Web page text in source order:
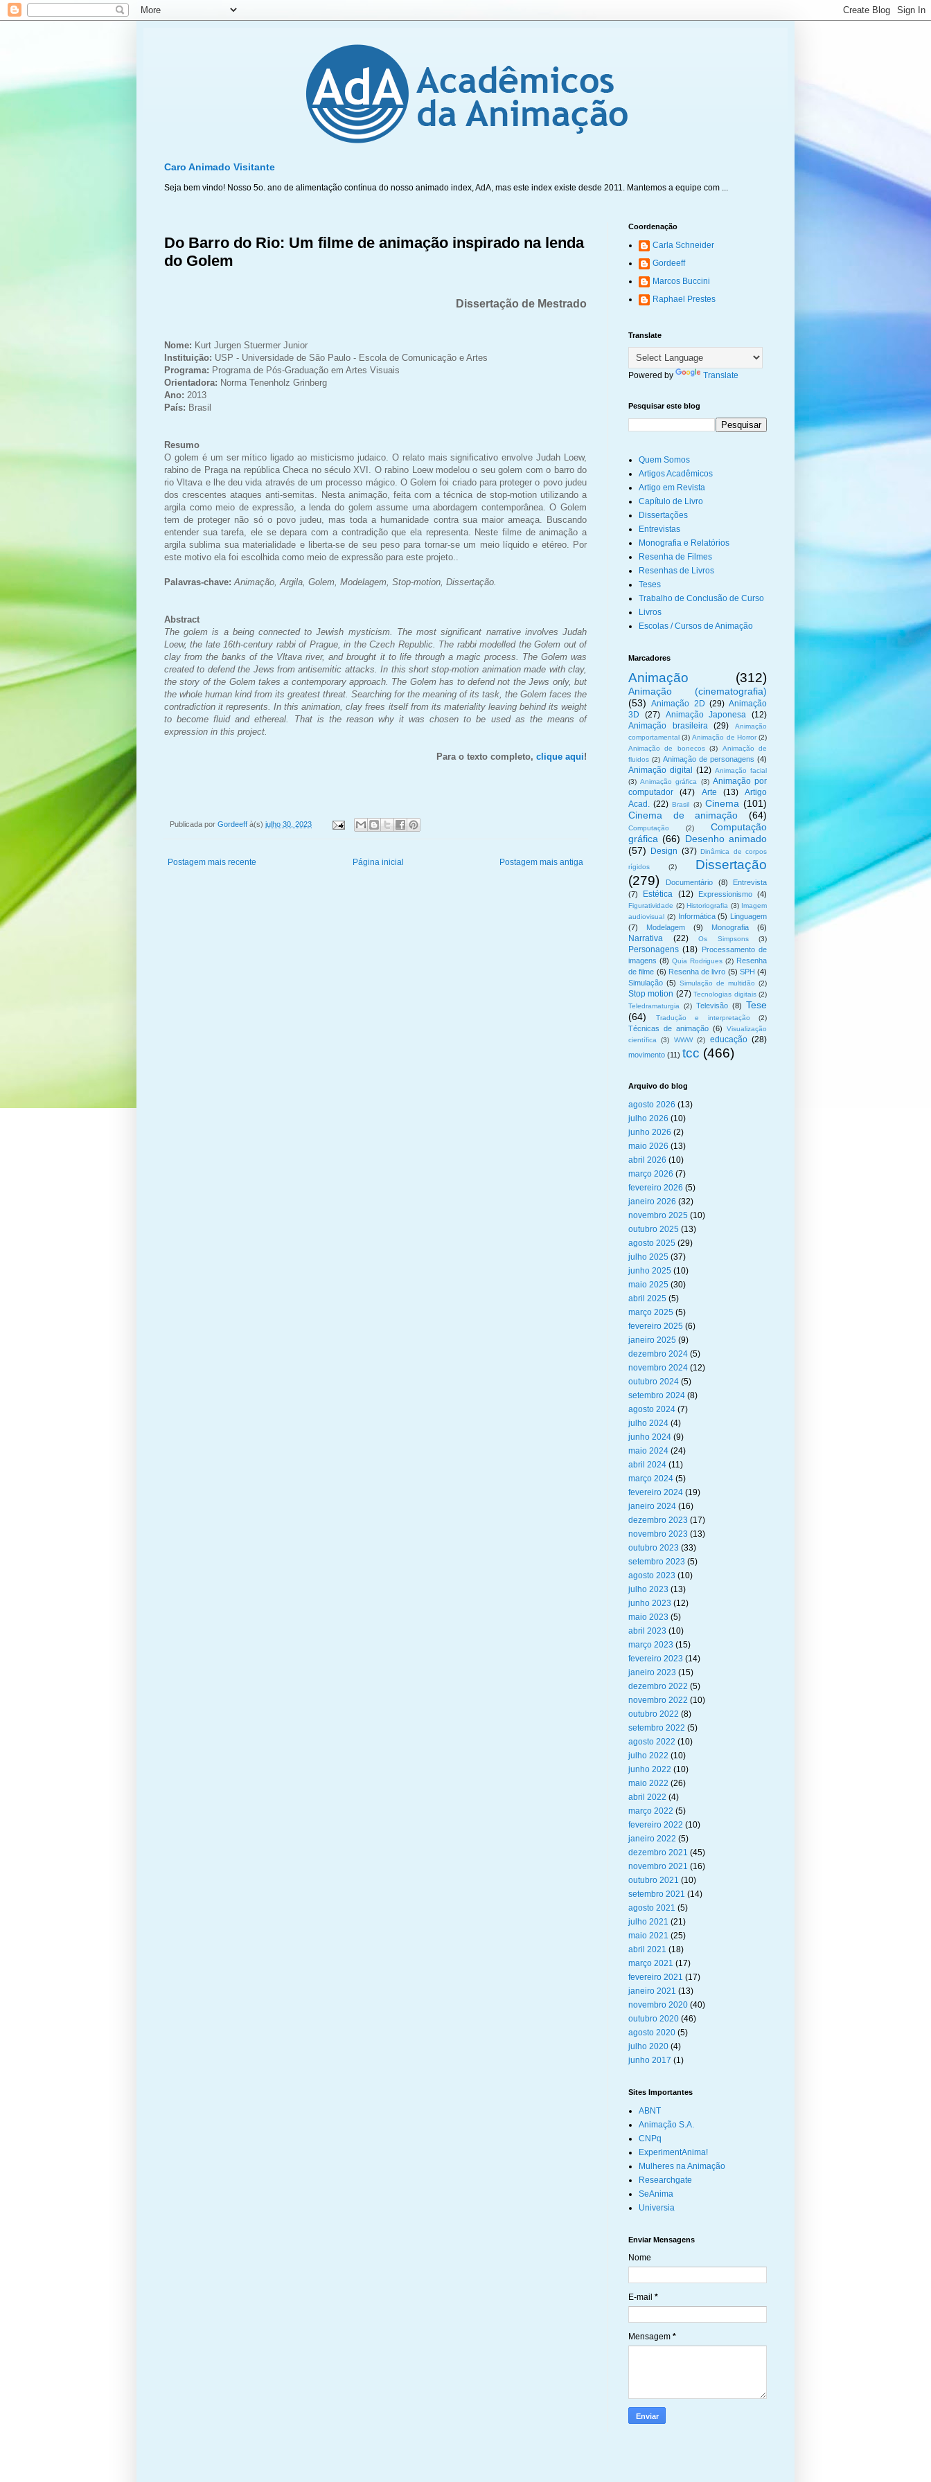
Caro Animado Visitante
Seja bem vindo! Nosso 5o. ano de alimentação contínua do nosso animado index, AdA, mas este index existe desde 2011. Mantemos a equipe com ...
Do Barro do Rio: Um filme de animação inspirado na lenda
do Golem
Dissertação de Mestrado
Nome: Kurt Jurgen Stuermer Junior
Instituição: USP - Universidade de São Paulo - Escola de Comunicação e Artes
Programa: Programa de Pós-Graduação em Artes Visuais
Orientadora: Norma Tenenholz Grinberg
Ano: 2013
País: Brasil
Resumo
O golem é um ser mítico ligado ao misticismo judaico. O relato mais significativo envolve Judah Loew,
rabino de Praga na república Checa no século XVI. O rabino Loew modelou o seu golem com o barro do
rio Vltava e lhe deu vida através de um processo mágico. O Golem foi criado para proteger o povo judeu
dos crescentes ataques anti-semitas. Nesta animação, feita com a técnica de stop-motion utilizando a
argila como meio de expressão, a lenda do golem assume uma abordagem contemporânea. O Golem
tem de proteger não só o povo judeu, mas toda a humanidade contra sua maior ameaça. Buscando
entender sua tarefa, ele se depara com a contradição que ela representa. Neste filme de animação a
argila sublima sua materialidade e liberta-se de seu peso para tornar-se um meio líquido e etéreo. Por
este motivo ela foi escolhida como meio de expressão para este projeto..
Palavras-chave: Animação, Argila, Golem, Modelagem, Stop-motion, Dissertação.
Abstract
The golem is a being connected to Jewish mysticism. The most significant narrative involves Judah
Loew, the late 16th-century rabbi of Prague, in the Czech Republic. The rabbi modelled the Golem out of
clay from the banks of the Vltava river, and brought it to life through a magic process. The Golem was
created to defend the Jews from antisemitic attacks. In this short stop-motion animation made with clay,
the story of the Golem takes a contemporary approach. The Golem has to defend not the Jews only, but
the whole human kind from its greatest threat. Searching for the meaning of its task, the Golem faces the
contradiction it represents. In this animation, clay frees itself from its materiality leaving behind its weight
to become fluid and ethereal. That is the reason why it was chosen to be used as the means of
expression in this project.
Para o texto completo, clique aqui!
Publicada por Gordeeff à(s) julho 30, 2023
Postagem mais recente Postagem mais antiga
Página inicial
Coordenação
Carla Schneider
Gordeeff
Marcos Buccini
Raphael Prestes
Translate
Powered by Translate
Pesquisar este blog
Quem Somos
Artigos Acadêmicos
Artigo em Revista
Capítulo de Livro
Dissertações
Entrevistas
Monografia e Relatórios
Resenha de Filmes
Resenhas de Livros
Teses
Trabalho de Conclusão de Curso
Livros
Escolas / Cursos de Animação
Marcadores
Animação (312)
Animação (cinematografia)
(53) Animação 2D (29) Animação
3D
(27) Animação Japonesa (12)
Animação brasileira
(29)
Animação
comportamental (3) Animação de Horror (2)
Animação de bonecos (3)
Animação de
fluidos (2) Animação de personagens (4)
Animação digital (12) Animação facial
(3) Animação gráfica (3) Animação por
computador
(47) Arte (13)
Artigo
Acad. (22) Brasil (3) Cinema (101)
Cinema de animação
(64)
Computação (2)
Computação
gráfica (66) Desenho animado
(57)
Design (37) Dinâmica de corpos
rígidos
(2)
Dissertação
(279)
Documentário (8)
Entrevista
(7)
Estética (12) Expressionismo (4)
Figuratividade (2) Historiografia (3) Imagem
audiovisual (2) Informática (5) Linguagem
(7)
Modelagem (9) Monografia (6)
Narrativa (22) Os Simpsons (3)
Personagens (18) Processamento de
imagens (8) Quia Rodrigues (2) Resenha
de filme (6) Resenha de livro (5) SPH (4)
Simulação (5) Simulação de multidão (2)
Stop motion (27) Tecnologias digitais (2)
Teledramaturgia
(2) Televisão (8) Tese
(64)
Tradução e interpretação (2)
Técnicas de animação (6)
Visualização
científica
(3) WWW (2) educação (28)
movimento (11) tcc (466)
Arquivo do blog
agosto 2026 (13)
julho 2026 (10)
junho 2026 (2)
maio 2026 (13)
abril 2026 (10)
março 2026 (7)
fevereiro 2026 (5)
janeiro 2026 (32)
novembro 2025 (10)
outubro 2025 (13)
agosto 2025 (29)
julho 2025 (37)
junho 2025 (10)
maio 2025 (30)
abril 2025 (5)
março 2025 (5)
fevereiro 2025 (6)
janeiro 2025 (9)
dezembro 2024 (5)
novembro 2024 (12)
outubro 2024 (5)
setembro 2024 (8)
agosto 2024 (7)
julho 2024 (4)
junho 2024 (9)
maio 2024 (24)
abril 2024 (11)
março 2024 (5)
fevereiro 2024 (19)
janeiro 2024 (16)
dezembro 2023 (17)
novembro 2023 (13)
outubro 2023 (33)
setembro 2023 (5)
agosto 2023 (10)
julho 2023 (13)
junho 2023 (12)
maio 2023 (5)
abril 2023 (10)
março 2023 (15)
fevereiro 2023 (14)
janeiro 2023 (15)
dezembro 2022 (5)
novembro 2022 (10)
outubro 2022 (8)
setembro 2022 (5)
agosto 2022 (10)
julho 2022 (10)
junho 2022 (10)
maio 2022 (26)
abril 2022 (4)
março 2022 (5)
fevereiro 2022 (10)
janeiro 2022 (5)
dezembro 2021 (45)
novembro 2021 (16)
outubro 2021 (10)
setembro 2021 (14)
agosto 2021 (5)
julho 2021 (21)
maio 2021 (25)
abril 2021 (18)
março 2021 (17)
fevereiro 2021 (17)
janeiro 2021 (13)
novembro 2020 (40)
outubro 2020 (46)
agosto 2020 (5)
julho 2020 (4)
junho 2017 (1)
Sites Importantes
ABNT
Animação S.A.
CNPq
ExperimentAnima!
Mulheres na Animação
Researchgate
SeAnima
Universia
Enviar Mensagens
Nome
E-mail *
Mensagem *